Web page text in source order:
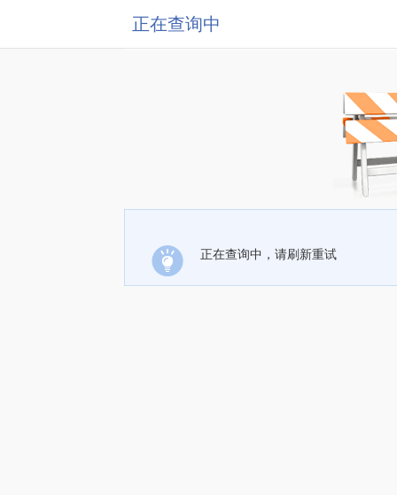
正在查询中
正在查询中，请刷新重试